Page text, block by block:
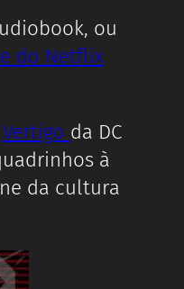
ou
do Netflix
Vertigo da DC
à
da cultura